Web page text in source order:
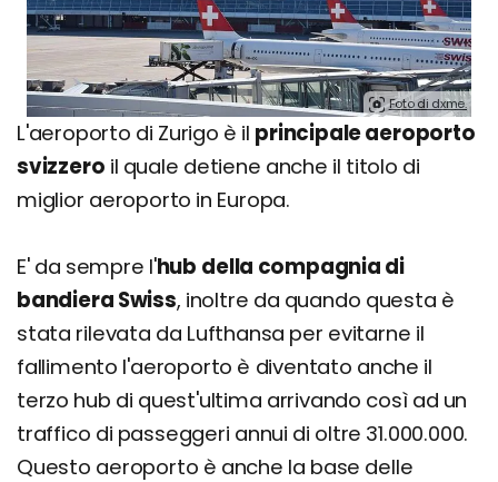
Foto di dxme.
L'aeroporto di Zurigo è il principale aeroporto
svizzero il quale detiene anche il titolo di
miglior aeroporto in Europa.
E' da sempre l'hub della compagnia di
bandiera Swiss, inoltre da quando questa è
stata rilevata da Lufthansa per evitarne il
fallimento l'aeroporto è diventato anche il
terzo hub di quest'ultima arrivando così ad un
traffico di passeggeri annui di oltre 31.000.000.
Questo aeroporto è anche la base delle